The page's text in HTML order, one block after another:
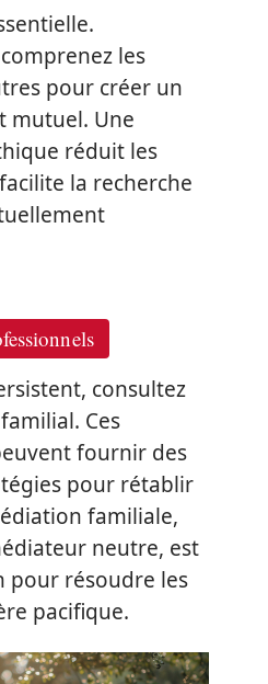
les
pour créer un
mutuel. Une
réduit les
la recherche
consultez
Ces
fournir des
pour rétablir
familiale,
neutre, est
pour résoudre les
pacifique.